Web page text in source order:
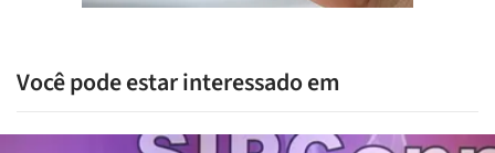
Você pode estar interessado em